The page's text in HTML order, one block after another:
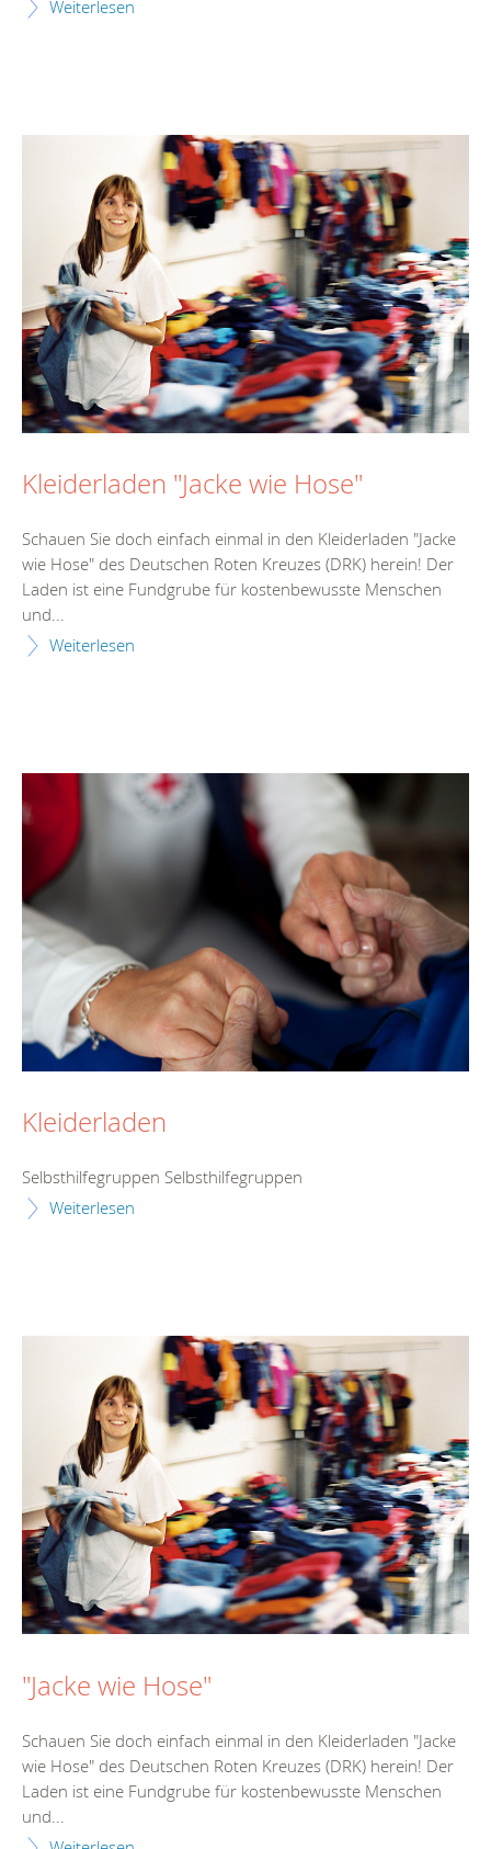
Weiterlesen
Kleiderladen "Jacke wie Hose"
Schauen Sie doch einfach einmal in den Kleiderladen "Jacke
wie Hose" des Deutschen Roten Kreuzes (DRK) herein! Der
Laden ist eine Fundgrube für kostenbewusste Menschen
und...
Weiterlesen
Kleiderladen
Selbsthilfegruppen Selbsthilfegruppen
Weiterlesen
"Jacke wie Hose"
Schauen Sie doch einfach einmal in den Kleiderladen "Jacke
wie Hose" des Deutschen Roten Kreuzes (DRK) herein! Der
Laden ist eine Fundgrube für kostenbewusste Menschen
und...